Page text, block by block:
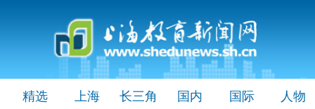
精选 上海 长三角 国内 国际 人物